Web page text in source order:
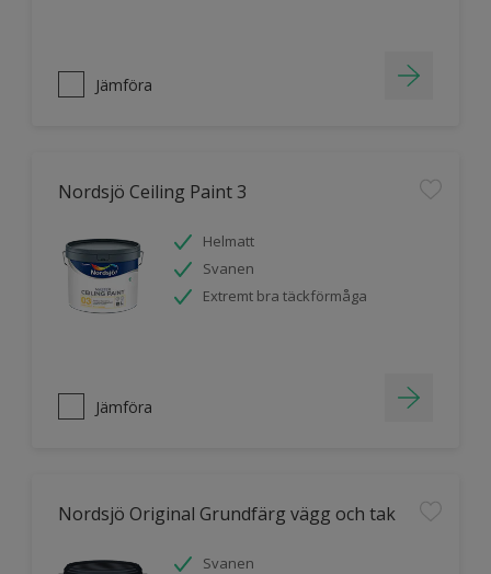
Jämföra
Nordsjö Ceiling Paint 3
Helmatt
Svanen
Extremt bra täckförmåga
Jämföra
Nordsjö Original Grundfärg vägg och tak
Svanen